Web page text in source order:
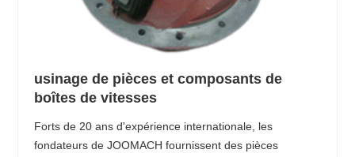
usinage de pièces et composants de
boîtes de vitesses
Forts de 20 ans d'expérience internationale, les
fondateurs de JOOMACH fournissent des pièces